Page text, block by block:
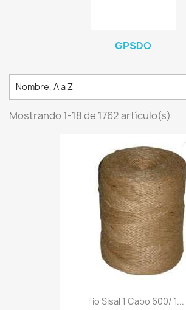
GPSDO
Nombre, A a Z
Mostrando 1-18 de 1762 artículo(s)
Fio Sisal 1 Cabo 600/ 1...